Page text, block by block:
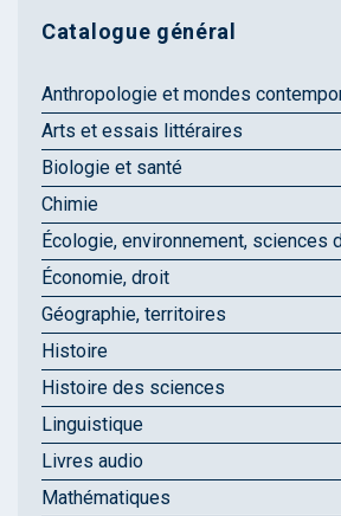
Catalogue général
Anthropologie et mondes
Arts et essais littéraires
Biologie et santé
Chimie
Écologie, environnement, sciences
Économie, droit
Géographie, territoires
Histoire
Histoire des sciences
Linguistique
Livres audio
Mathématiques